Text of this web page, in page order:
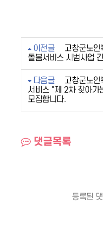
이전글
고창군노인
돌봄서비스 시범사업
다음글
고창군노인
서비스 "제 2차 찾아가
모집합니다.
댓글목록
등록된